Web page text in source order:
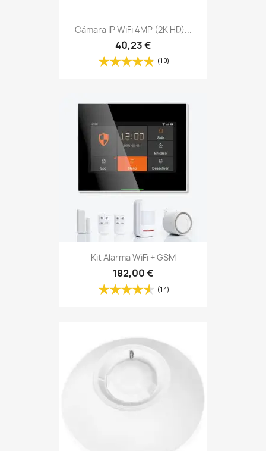
Cámara IP WiFi 4MP (2K HD)...
40,23 €
(10)
Kit Alarma WiFi + GSM
182,00 €
(14)